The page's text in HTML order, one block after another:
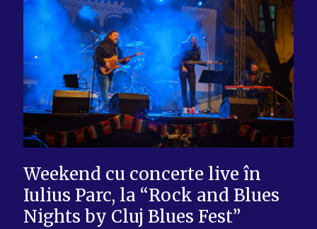
Weekend cu concerte live în
Iulius Parc, la “Rock and Blues
Nights by Cluj Blues Fest”